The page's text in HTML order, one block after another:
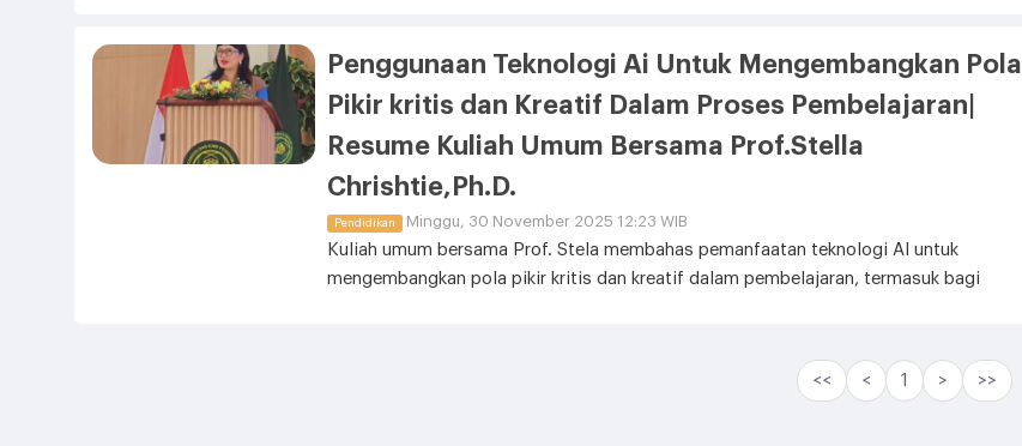
Penggunaan Teknologi Ai Untuk Mengembangkan Pola
Pikir kritis dan Kreatif Dalam Proses Pembelajaran|
Resume Kuliah Umum Bersama Prof.Stella
Chrishtie,Ph.D.
Pendidikan Minggu, 30 November 2025 12:23 WIB
Kuliah umum bersama Prof. Stela membahas pemanfaatan teknologi AI untuk
mengembangkan pola pikir kritis dan kreatif dalam pembelajaran, termasuk bagi
<< < 1 > >>